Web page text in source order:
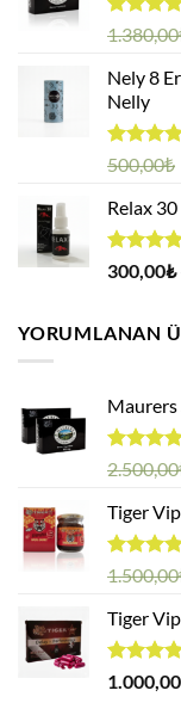
5
oy
aldı
1.380,00
Nely 8
Nelly
5
oy
aldı
500,00₺
Relax
5
4.94oy
300,00₺
YORUMLANAN
Maurers
5
oy
aldı
2.500,00
Tiger
5
oy
aldı
1.500,00
Tiger
5
oy
1.000,00